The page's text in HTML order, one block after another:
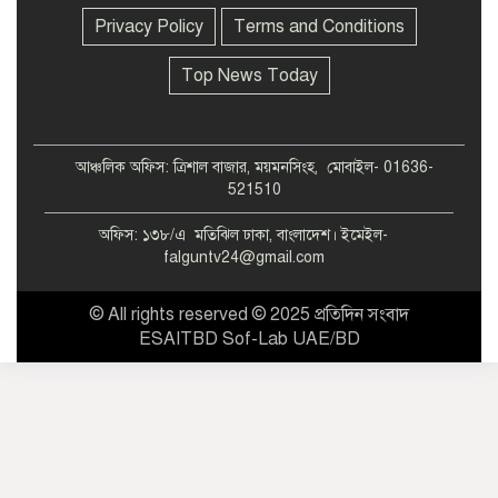
স্বামীকে ফেলে যাওয়ার অভিযোগ
Privacy Policy Terms and Conditions
Top News Today
আঞ্চলিক অফিস: ত্রিশাল বাজার, ময়মনসিংহ, মোবাইল- 01636-
521510
অফিস: ১৩৮/এ মতিঝিল ঢাকা, বাংলাদেশ। ইমেইল-
falguntv24@gmail.com
© All rights reserved © 2025 প্রতিদিন সংবাদ
ESAITBD Sof-Lab UAE/BD